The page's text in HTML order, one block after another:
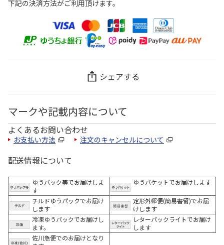
下記の決済方法がご利用頂けます。
シェアする
マークや記載内容について
よくあるお問い合わせ
お支払い方法 注文のキャンセルについて
配送情報について
ゆうパック等でお届けしま
す
ゆうパケットでお届けします
チルドゆうパックでお届け
します
定形外郵便(簡易書留)でお届
けします
冷凍ゆうパックでお届けし
ます。
レターパックライトでお届け
します
佐川急便でのお届けとなり